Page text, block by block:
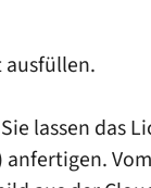
lassen das